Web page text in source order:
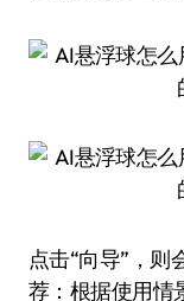
点击“向导”，则
荐：根据使用情